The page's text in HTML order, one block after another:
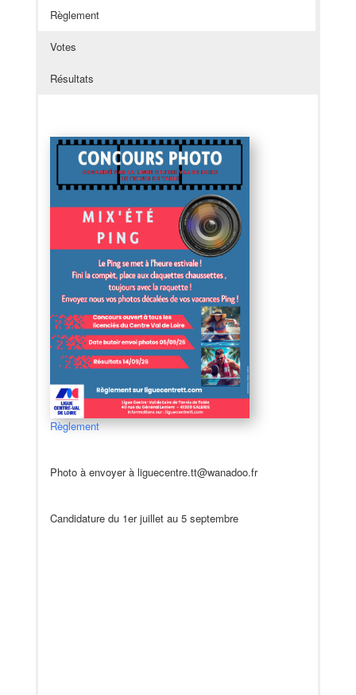
Règlement
Votes
Résultats
Règlement
Photo à envoyer à liguecentre.tt@wanadoo.fr
Candidature du 1er juillet au 5 septembre